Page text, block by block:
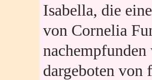
Isabella, die
von Cornelia
dargeboten von